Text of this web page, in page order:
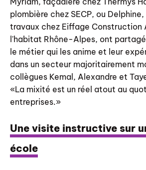
plombière chez SECP, ou
travaux chez Eiffage Construction
l'habitat Rhône-Alpes, ont
le métier qui les anime et leur
dans un secteur majoritairement
collègues Kemal, Alexandre et
La mixité est un réel atout au
entreprises.
Une visite instructive sur
école